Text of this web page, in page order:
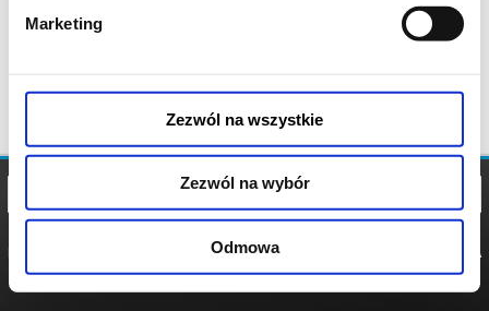
Marketing
Zezwól na wszystkie
Zezwól na wybór
Odmowa
POLITYKA
POLITYKA